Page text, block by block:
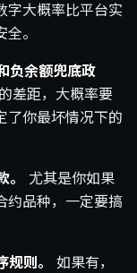
字大概率比平台实
。
负余额兜底政
差距，大概率要
了你最坏情况下的
尤其是你如果
约品种，一定要搞
则。
如果有，